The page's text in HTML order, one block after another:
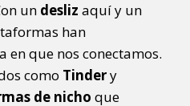
un desliz aquí y un
han
en que nos conectamos.
como Tindery
de nicho que